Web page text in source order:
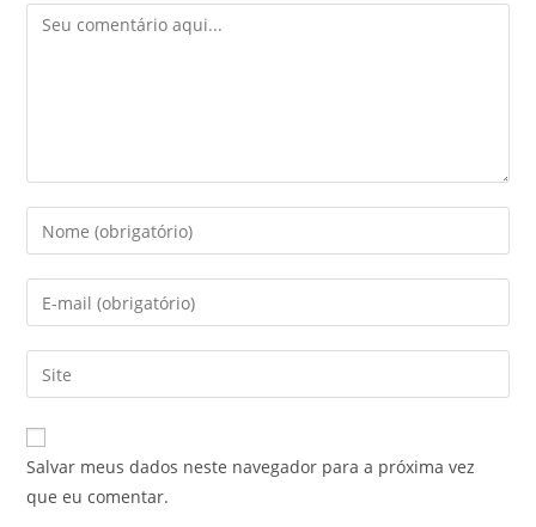
Comentário
Digite
seu
nome
ou
de
usuário
para
comentar
Digite
seu
endereço
de
mail
para
comentar
Digite
o
URL
do
site
Salvar meus dados neste navegador para a próxima vez
que eu comentar.